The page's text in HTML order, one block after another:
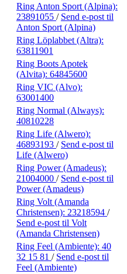
Ring Anton Sport (Alpina):
23891055 / Send e-post til
Anton Sport (Alpina)
Ring Löplabbet (Altra):
63811901
Ring Boots Apotek
(Alvita): 64845600
Ring VIC (Alvo):
63001400
Ring Normal (Always):
40810228
Ring Life (Alwero):
46893193 / Send e-post til
Life (Alwero)
Ring Power (Amadeus):
21004000 / Send e-post til
Power (Amadeus)
Ring Volt (Amanda
Christensen): 23218594 /
Send e-post til Volt
(Amanda Christensen)
Ring Feel (Ambiente): 40
32 15 81 / Send e-post til
Feel (Ambiente)